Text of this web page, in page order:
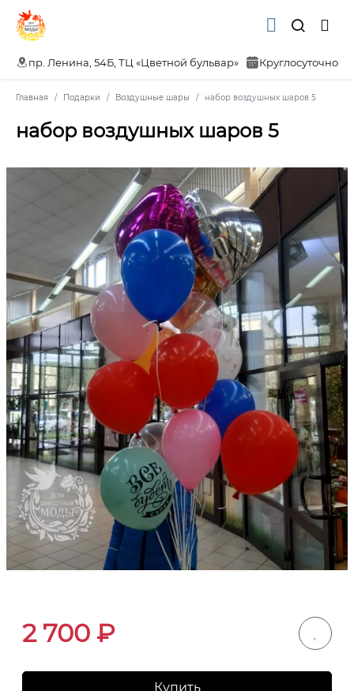
пр. Ленина, 54Б, ТЦ «Цветной бульвар» Круглосуточно
Главная Подарки Воздушные шары набор воздушных шаров 5
набор воздушных шаров 5
2 700 ₽
Купить